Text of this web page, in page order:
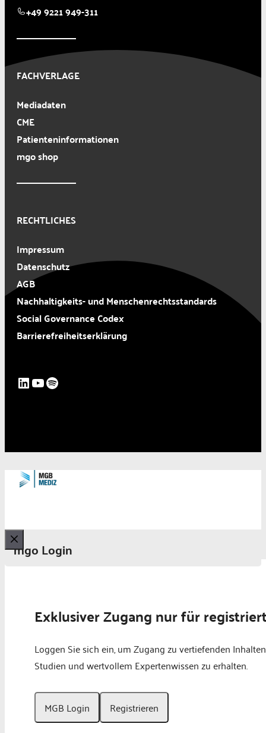
+49 9221 949-311
FACHVERLAGE
Mediadaten
CME
Patienteninformationen
mgo shop
RECHTLICHES
Impressum
Datenschutz
AGB
Nachhaltigkeits- und Menschenrechtsstandards
Social Governance Codex
Barrierefreiheitserklärung
LinkedIn
YouTube
Spotify
mgo Login
Schließen
Exklusiver Zugang nur für
Loggen Sie sich ein, um Zugang zu vertiefenden
Studien und wertvollem Expertenwissen zu erhalten.
MGB Login Registrieren